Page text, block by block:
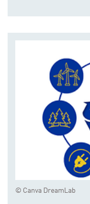
© Canva DreamLab